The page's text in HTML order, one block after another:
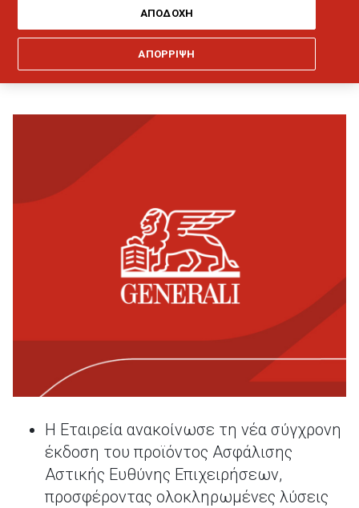
Generali: Απλά και
Γρήγορα
Η Εταιρεία ανακοίνωσε τη νέα σύγχρονη
έκδοση του προϊόντος Ασφάλισης
Αστικής Ευθύνης Επιχειρήσεων,
προσφέροντας ολοκληρωμένες λύσεις
ΑΠΟΡΡΙΨΗ
ΑΠΟΔΟΧΗ